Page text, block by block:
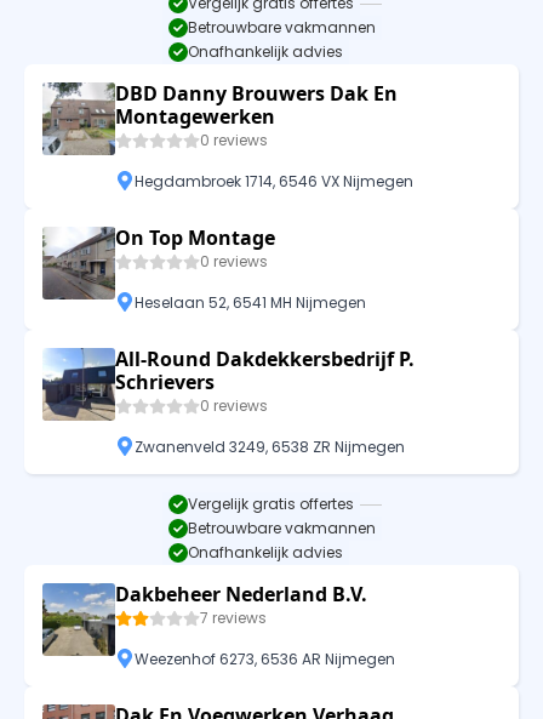
Betrouwbare vakmannen
Onafhankelijk advies
DBD Danny Brouwers Dak En
Montagewerken
0 reviews
Hegdambroek 1714, 6546 VX Nijmegen
On Top Montage
0 reviews
Heselaan 52, 6541 MH Nijmegen
All-Round Dakdekkersbedrijf P.
Schrievers
0 reviews
Zwanenveld 3249, 6538 ZR Nijmegen
Vergelijk gratis offertes
Betrouwbare vakmannen
Onafhankelijk advies
Dakbeheer Nederland B.V.
7 reviews
Weezenhof 6273, 6536 AR Nijmegen